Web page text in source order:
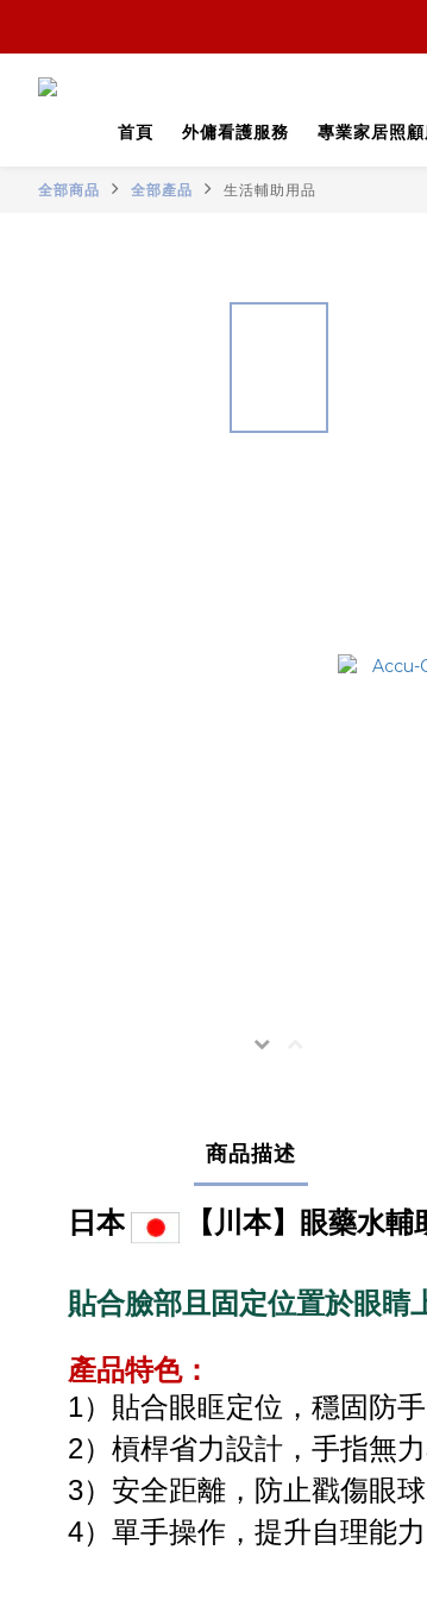
首頁 外傭看護服務 專業家居照
全部商品 全部產品 生活輔助用品
商品描述
日本 【川本】眼藥水
貼合臉部且固定位置於眼睛
產品特色：
1）貼合眼眶定位，穩固防
2）槓桿省力設計，手指無
3）安全距離，防止戳傷眼球
4）單手操作，提升自理能力